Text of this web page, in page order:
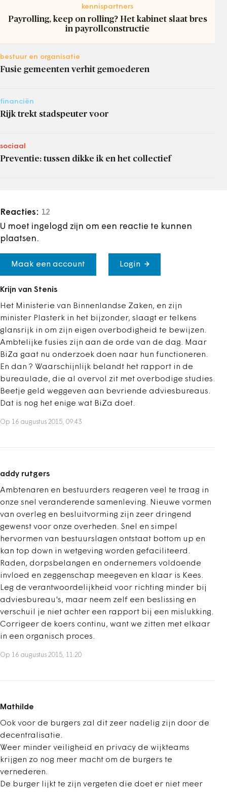
kennispartners
Payrolling, keep on rolling? Het kabinet slaat bres
in payrollconstructie
bestuur en organisatie
Fusie gemeenten verhit gemoederen
financiën
Rijk trekt stadspeuter voor
sociaal
Preventie: tussen dikke ik en het collectief
Reacties: 12
U moet ingelogd zijn om een reactie te kunnen
plaatsen.
Maak een account Login
Krijn van Stenis
Het Ministerie van Binnenlandse Zaken, en zijn
minister Plasterk in het bijzonder, slaagt er telkens
glansrijk in om zijn eigen overbodigheid te bewijzen.
Ambtelijke fusies zijn aan de orde van de dag. Maar
BiZa gaat nu onderzoek doen naar hun functioneren.
En dan ? Waarschijnlijk belandt het rapport in de
bureaulade, die al overvol zit met overbodige studies.
Beetje geld weggeven aan bevriende adviesbureaus.
Dat is nog het enige wat BiZa doet.
Op 16 augustus 2015, 09:43
addy rutgers
Ambtenaren en bestuurders reageren veel te traag in
onze snel veranderende samenleving. Nieuwe vormen
van overleg en besluitvorming zijn zeer dringend
gewenst voor onze overheden. Snel en simpel
hervormen van bestuurslagen ontstaat bottom up en
kan top down in wetgeving worden gefaciliteerd.
Raden, dorpsbelangen en ondernemers voldoende
invloed en zeggenschap meegeven en klaar is Kees.
Leg de verantwoordelijkheid voor richting minder bij
adviesbureau's, maar neem zelf een beslissing en
verschuil je niet achter een rapport bij een mislukking.
Corrigeer de koers continu, want we zitten met elkaar
in een organisch proces.
Op 16 augustus 2015, 11:20
Mathilde
Ook voor de burgers zal dit zeer nadelig zijn door de
decentralisatie.
Weer minder veiligheid en privacy de wijkteams
krijgen zo nog meer macht om de burgers te
vernederen.
De burger lijkt te zijn vergeten die doet er niet meer